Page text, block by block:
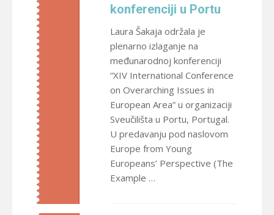
konferenciji u Portu
Laura Šakaja održala je
plenarno izlaganje na
međunarodnoj konferenciji
“XIV International Conference
on Overarching Issues in
European Area” u organizaciji
Sveučilišta u Portu, Portugal.
U predavanju pod naslovom
Europe from Young
Europeans’ Perspective (The
Example …